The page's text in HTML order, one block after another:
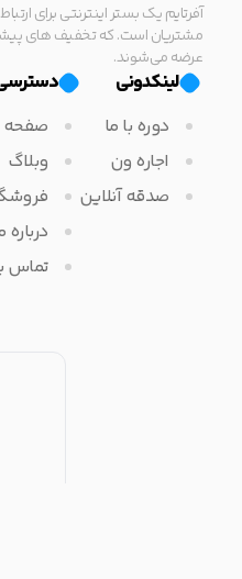
آفرتایم یک بستر اینترنتی برای
مشتریان است. که تخفیف های
عرضه می‌شوند.
لینکدونی
دوره با ما
اجاره ون
صدقه آنلاین
صفحه
وبلاگ
درباره
تماس